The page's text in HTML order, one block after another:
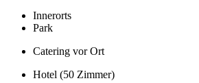
Innerorts
Park
Catering vor Ort
Hotel (50 Zimmer)